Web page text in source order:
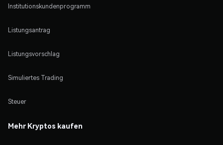
Institutionskundenprogramm
Listungsantrag
Listungsvorschlag
Simuliertes Trading
Steuer
Mehr Kryptos kaufen